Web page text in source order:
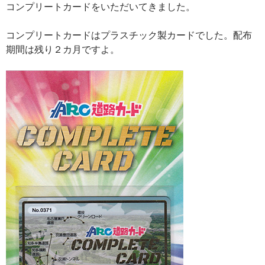
コンプリートカードをいただいてきました。
コンプリートカードはプラスチック製カードでした。配布
期間は残り２カ月ですよ。